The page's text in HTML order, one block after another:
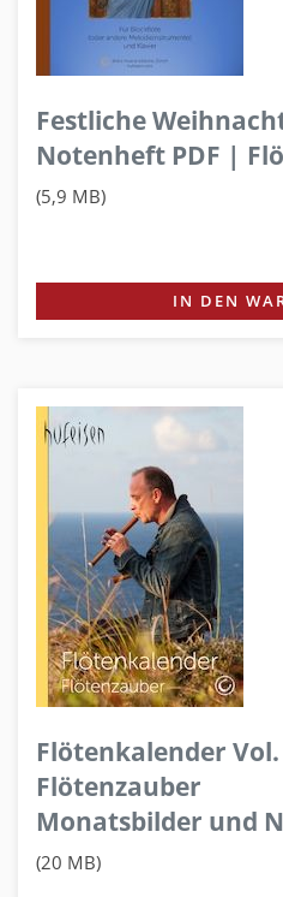
Festliche
Notenheft PDF |
(5,9 MB)
IN DEN
Flötenkalender Vol.
Flötenzauber
Monatsbilder und
(20 MB)